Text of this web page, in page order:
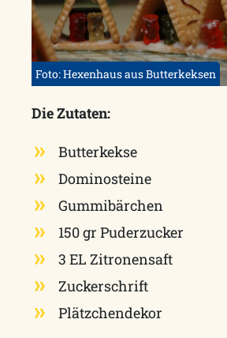
Foto: Hexenhaus aus Butterkeksen
Die Zutaten:
Butterkekse
Dominosteine
Gummibärchen
150 gr Puderzucker
3 EL Zitronensaft
Zuckerschrift
Plätzchendekor